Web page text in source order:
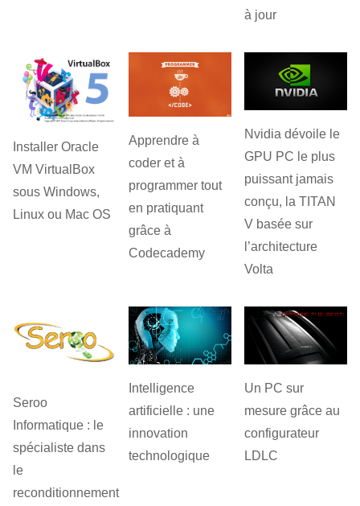
à jour
Installer Oracle
VM VirtualBox
sous Windows,
Linux ou Mac OS
Apprendre à
coder et à
programmer tout
en pratiquant
grâce à
Codecademy
Nvidia dévoile le
GPU PC le plus
puissant jamais
conçu, la TITAN
V basée sur
l’architecture
Volta
Seroo
Informatique : le
spécialiste dans
le
reconditionnement
Intelligence
artificielle : une
innovation
technologique
Un PC sur
mesure grâce au
configurateur
LDLC